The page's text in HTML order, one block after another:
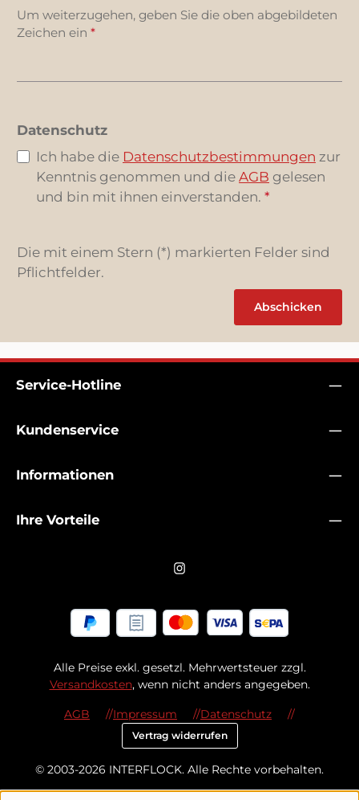
Um weiterzugehen, geben Sie die oben abgebildeten
Zeichen ein *
Datenschutz
Ich habe die Datenschutzbestimmungen zur
Kenntnis genommen und die AGB gelesen
und bin mit ihnen einverstanden. *
Die mit einem Stern (*) markierten Felder sind
Pflichtfelder.
Abschicken
Service-Hotline
Kundenservice
Informationen
Ihre Vorteile
Alle Preise exkl. gesetzl. Mehrwertsteuer zzgl.
Versandkosten, wenn nicht anders angegeben.
© 2003-2026 INTERFLOCK. Alle Rechte vorbehalten.
AGB Impressum Datenschutz
Vertrag widerrufen